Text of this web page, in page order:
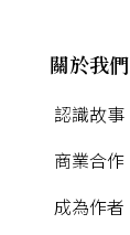
關於我們
認識故事
商業合作
成為作者